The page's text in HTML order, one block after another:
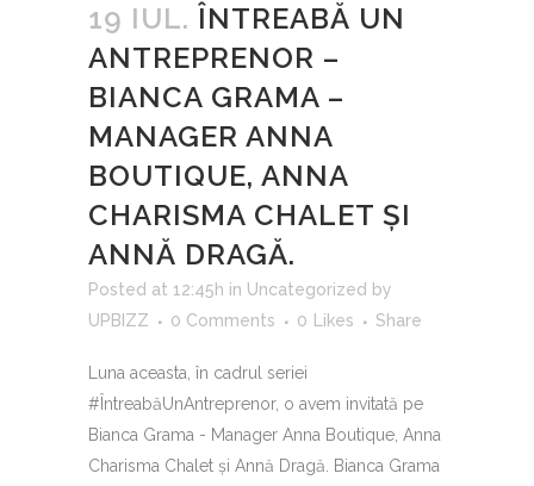
19 IUL. ÎNTREABĂ UN
ANTREPRENOR –
BIANCA GRAMA –
MANAGER ANNA
BOUTIQUE, ANNA
CHARISMA CHALET ȘI
ANNĂ DRAGĂ.
Posted at 12:45h in Uncategorized by
UPBIZZ
0 Comments 0 Likes Share
Luna aceasta, în cadrul seriei
#ÎntreabăUnAntreprenor, o avem invitată pe
Bianca Grama - Manager Anna Boutique, Anna
Charisma Chalet și Annă Dragă. Bianca Grama